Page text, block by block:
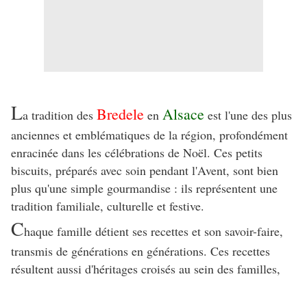
La tradition des Bredele en Alsace est l'une des plus
anciennes et emblématiques de la région, profondément
enracinée dans les célébrations de Noël. Ces petits
biscuits, préparés avec soin pendant l'Avent, sont bien
plus qu'une simple gourmandise : ils représentent une
tradition familiale, culturelle et festive.
Chaque famille détient ses recettes et son savoir-faire,
transmis de générations en générations. Ces recettes
résultent aussi d'héritages croisés au sein des familles,